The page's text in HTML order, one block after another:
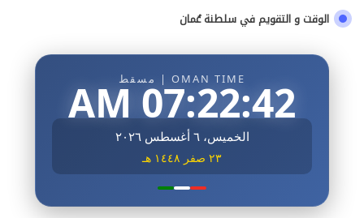
الوقت و التقويم في سلطنة عُمان
OMAN TIME | مسقط
07:22:43 AM
الخميس، ٦ أغسطس ٢٠٢٦
٢٣ صفر ١٤٤٨ هـ